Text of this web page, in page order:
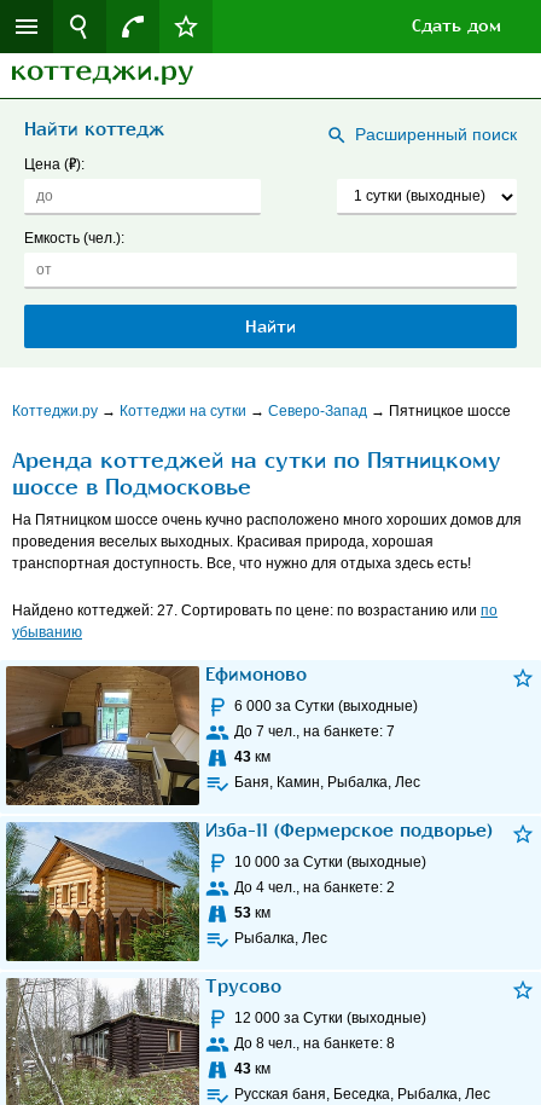
Сдать дом
Расширенный поиск
Найти коттедж
Цена (Р):
Емкость (чел.):
Коттеджи.ру → Коттеджи на сутки → Северо-Запад → Пятницкое шоссе
Аренда коттеджей на сутки по Пятницкому
шоссе в Подмосковье
На Пятницком шоссе очень кучно расположено много хороших домов для
проведения веселых выходных. Красивая природа, хорошая
транспортная доступность. Все, что нужно для отдыха здесь есть!
Найдено коттеджей: 27. Сортировать по цене: по возрастанию или по
убыванию
Ефимоново
6 000 за Сутки (выходные)
До 7 чел., на банкете: 7
43 км
Баня, Камин, Рыбалка, Лес
Изба-11 (Фермерское подворье)
10 000 за Сутки (выходные)
До 4 чел., на банкете: 2
53 км
Рыбалка, Лес
Трусово
12 000 за Сутки (выходные)
До 8 чел., на банкете: 8
43 км
Русская баня, Беседка, Рыбалка, Лес